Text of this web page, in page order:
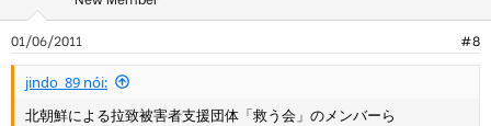
01/06/2011 #8
jindo_89 nói:
北朝鮮による拉致被害者支援団体「救う会」のメンバーら